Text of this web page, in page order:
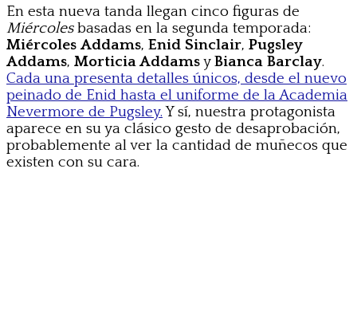
En esta nueva tanda llegan cinco figuras de
Miércolesbasadas en la segunda temporada:
Miércoles Addams, Enid Sinclair, Pugsley
Addams, Morticia AddamsyBianca Barclay.
Cada una presenta detalles únicos, desde el nuevo
peinado de Enid hasta el uniforme de la Academia
Nevermore de Pugsley.Y sí, nuestra protagonista
aparece en su ya clásico gesto de desaprobación,
probablemente al ver la cantidad de muñecos que
existen con su cara.